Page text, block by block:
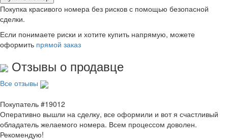
Покупка красивого номера без рисков с помощью безопасной
сделки.
Если понимаете риски и хотите купить напрямую, можете
оформить прямой заказ
Отзывы о продавце
Все отзывы
Покупатель #19012
Оперативно вышли на сделку, все оформили и вот я счастливый
обладатель желаемого номера. Всем процессом доволен.
Рекомендую!